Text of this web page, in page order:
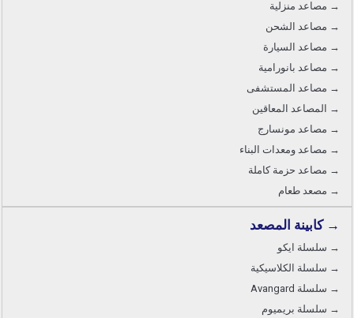
→ مصاعد منزلية
→ مصاعد الشحن
→ مصاعد السيارة
→ مصاعد بانورامية
→ مصاعد المستشفى
→ المصاعد المعاقين
→ مصاعد مونسارج
→ مصاعد ومعدات البناء
→ مصاعد حزمة كاملة
→ مصعد طعام
→ كابينة المصعد
→ سلسلة ايكو
→ سلسلة الكلاسيكية
→ سلسلة Avangard
→ سلسلة بريميوم